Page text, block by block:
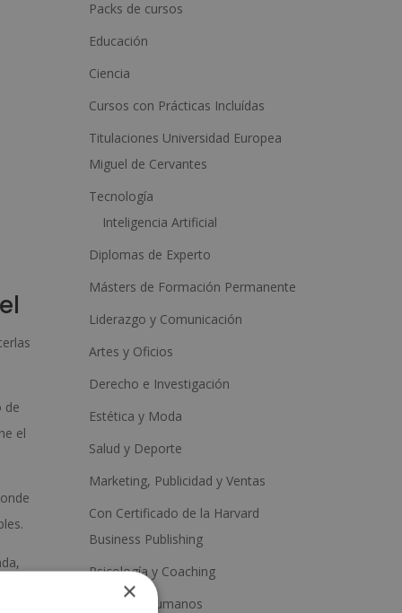
de
el
a
v
e
:
Packs de cursos
Educación
Ciencia
Cursos con Prácticas Incluídas
Titulaciones Universidad Europea
Miguel de Cervantes
Tecnología
Inteligencia Artificial
Diplomas de Experto
Másters de Formación Permanente
Liderazgo y Comunicación
Artes y Oficios
Derecho e Investigación
Estética y Moda
Salud y Deporte
Marketing, Publicidad y Ventas
Con Certificado de la Harvard
Business Publishing
Psicología y Coaching
Recursos Humanos
×